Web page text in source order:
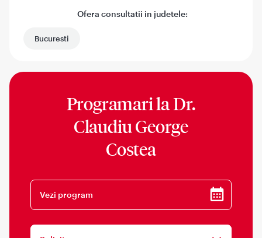
Ofera consultatii in judetele:
Bucuresti
Programari laDr.
Claudiu George
Costea
Vezi program